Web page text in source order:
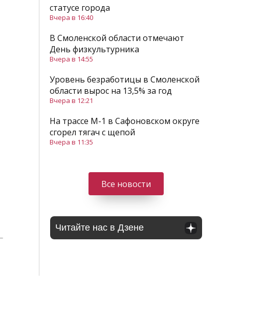
статусе города
Вчера в 16:40
В Смоленской области отмечают
День физкультурника
Вчера в 14:55
Уровень безработицы в Смоленской
области вырос на 13,5% за год
Вчера в 12:21
На трассе М-1 в Сафоновском округе
сгорел тягач с щепой
Вчера в 11:35
Все новости
Читайте нас в Дзене